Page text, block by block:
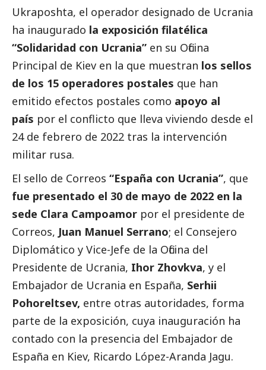
Ukraposhta, el operador designado de Ucrania
ha inaugurado la exposición filatélica
“Solidaridad con Ucrania” en su Oficina
Principal de Kiev en la que muestran los sellos
de los 15 operadores postales que han
emitido efectos postales como apoyo al
país por el conflicto que lleva viviendo desde el
24 de febrero de 2022 tras la intervención
militar rusa.
El sello de Correos “España con Ucrania”, que
fue presentado el 30 de mayo de 2022 en la
sede Clara Campoamor por el presidente de
Correos, Juan Manuel Serrano; el Consejero
Diplomático y Vice-Jefe de la Oficina del
Presidente de Ucrania, Ihor Zhovkva, y el
Embajador de Ucrania en España, Serhii
Pohoreltsev, entre otras autoridades, forma
parte de la exposición, cuya inauguración ha
contado con la presencia del Embajador de
España en Kiev, Ricardo López-Aranda Jagu.